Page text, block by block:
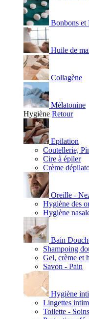
Bonbons et
Huile de
Collagène
Mélatonine
Hygiène Retour
Epilation
Coutellerie,
Cire à épiler
Crème
Oreille -
Hygiène des
Hygiène
Bain
Shampoing
Gel, crème et
Savon - Pain
Hygiène
Lingettes
Toilette - Soins